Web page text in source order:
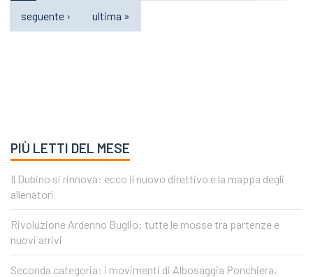
seguente › ultima »
PIÙ LETTI DEL MESE
Il Dubino si rinnova: ecco il nuovo direttivo e la mappa degli
allenatori
Rivoluzione Ardenno Buglio: tutte le mosse tra partenze e
nuovi arrivi
Seconda categoria: i movimenti di Albosaggia Ponchiera,